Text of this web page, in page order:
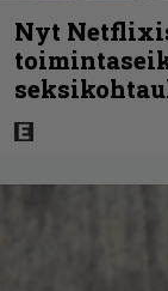
Nyt